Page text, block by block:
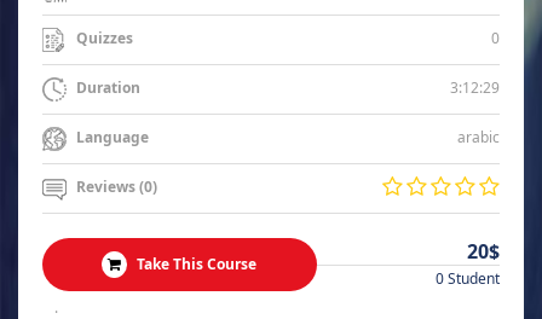
Quizzes 0
Duration 3:12:29
Language arabic
Reviews (0)
Take This Course 20$
0 Student
.